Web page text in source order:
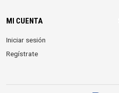
MI CUENTA
Iniciar sesión
Regístrate